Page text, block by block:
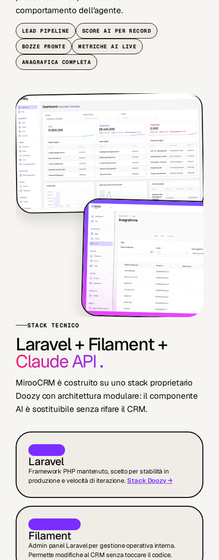
comportamento dell'agente.
LEAD PIPELINE SCORE AI PER RECORD
BOZZE PRONTE METRICHE AI LIVE
ANAGRAFICA COMPLETA
STACK TECNICO
Laravel + Filament +
Claude API.
MirooCRM è costruito su uno stack proprietario
Doozy con architettura modulare: il componente
AI è sostituibile senza rifare il CRM.
Laravel
Framework PHP mantenuto, scelto per stabilità in
produzione e velocità di iterazione.Stack Doozy →
Filament
Admin panel Laravel per gestione operativa interna.
Permette modifiche al CRM senza toccare il codice.